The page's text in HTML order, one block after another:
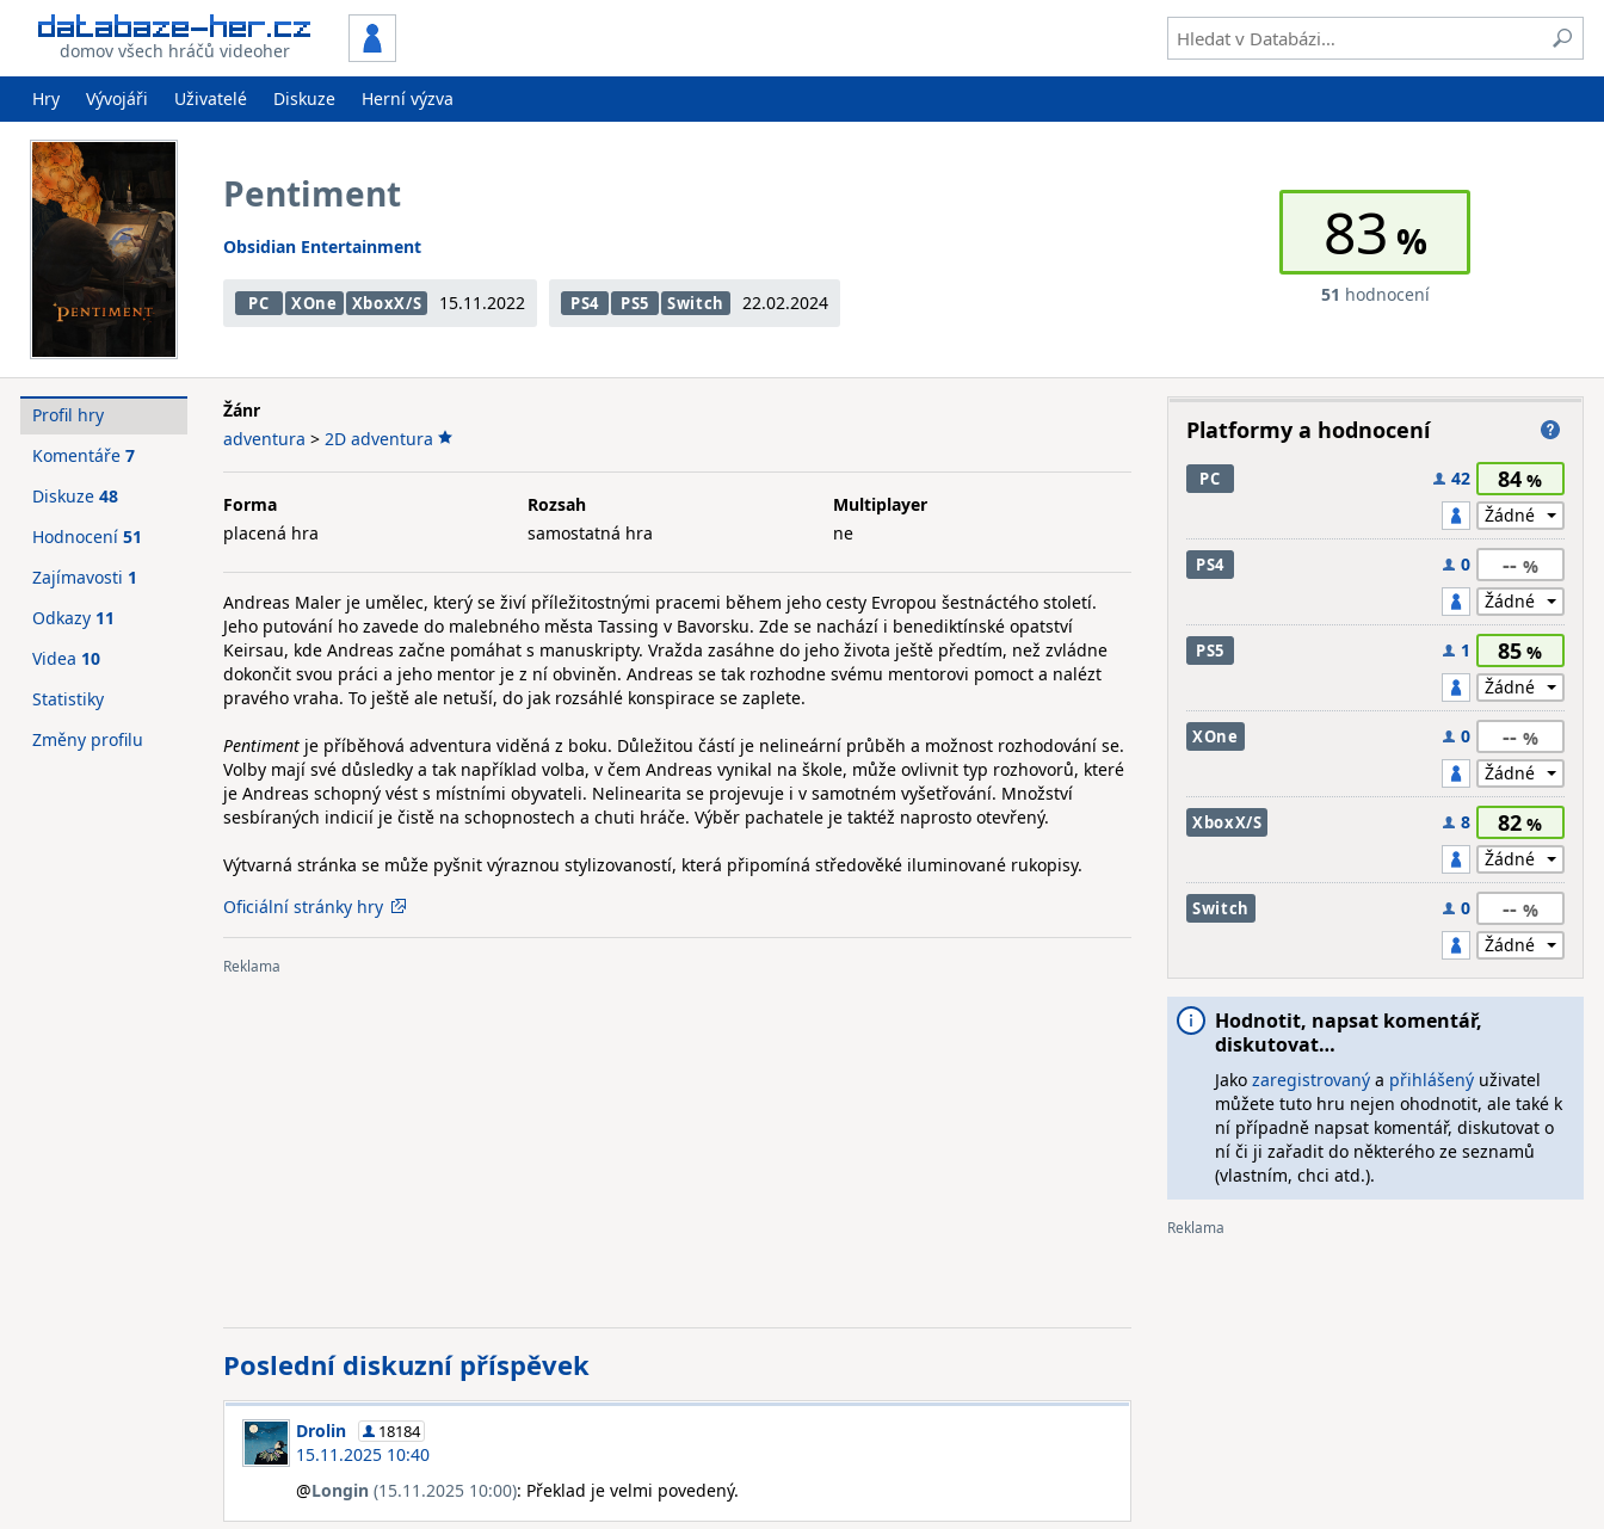
domov všech hráčů videoher
Hry Vývojáři Uživatelé Diskuze Herní výzva
Pentiment
Obsidian Entertainment
PC XOne XboxX/S 15.11.2022 PS4 PS5 Switch 22.02.2024
83
51 hodnocení
Žánr
adventura > 2D adventura
Forma
placená hra
Rozsah
samostatná hra
Multiplayer
ne
Andreas Maler je umělec, který se živí příležitostnými pracemi během jeho cesty Evropou šestnáctého století.
Jeho putování ho zavede do malebného města Tassing v Bavorsku. Zde se nachází i benediktínské opatství
Keirsau, kde Andreas začne pomáhat s manuskripty. Vražda zasáhne do jeho života ještě předtím, než zvládne
dokončit svou práci a jeho mentor je z ní obviněn. Andreas se tak rozhodne svému mentorovi pomoct a nalézt
pravého vraha. To ještě ale netuší, do jak rozsáhlé konspirace se zaplete.
Pentiment je příběhová adventura viděná z boku. Důležitou částí je nelineární průběh a možnost rozhodování se.
Volby mají své důsledky a tak například volba, v čem Andreas vynikal na škole, může ovlivnit typ rozhovorů, které
je Andreas schopný vést s místními obyvateli. Nelinearita se projevuje i v samotném vyšetřování. Množství
sesbíraných indicií je čistě na schopnostech a chuti hráče. Výběr pachatele je taktéž naprosto otevřený.
Výtvarná stránka se může pyšnit výraznou stylizovaností, která připomíná středověké iluminované rukopisy.
Oficiální stránky hry
Poslední diskuzní příspěvek
Drolin 18184
15.11.2025 10:40
@Longin (15.11.2025 10:00): Překlad je velmi povedený.
Profil hry
Komentáře 7
Diskuze 48
Hodnocení 51
Zajímavosti 1
Odkazy 11
Videa 10
Statistiky
Změny profilu
Platformy a hodnocení
PC 42 84
PS4 0 --
PS5 1 85
XOne 0 --
XboxX/S 8 82
Switch 0 --
Hodnotit, napsat komentář,
diskutovat…
Jako zaregistrovanýa přihlášenýuživatel
můžete tuto hru nejen ohodnotit, ale také k
ní případně napsat komentář, diskutovat o
ní či ji zařadit do některého ze seznamů
(vlastním, chci atd.).